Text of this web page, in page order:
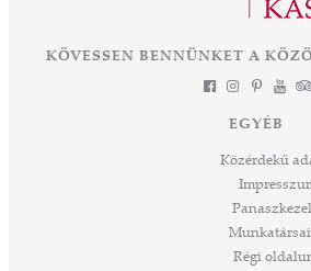
KÖVESSEN BENNÜNKET A
EGYÉB
Közérdekű
Régi